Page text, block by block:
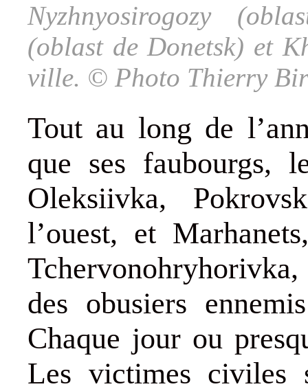
Nyzhnyosirogozy
(oblast de Donetsk) et
ville. © Photo Thierry
Tout au long de
que ses faubourgs,
Oleksiivka,
l’ouest, et
des obusiers
Chaque jour ou
Les victimes civiles